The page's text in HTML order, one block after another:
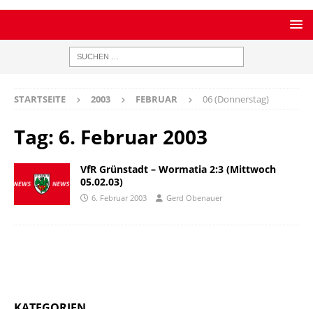
STARTSEITE 2003 FEBRUAR 06 (Donnerstag)
Tag: 6. Februar 2003
VfR Grünstadt – Wormatia 2:3 (Mittwoch
05.02.03)
6. Februar 2003 Gerd Obenauer